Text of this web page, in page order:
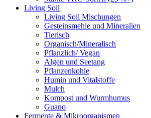
Living Soil
Living Soil Mischungen
Gesteinsmehle und Mineralien
Tierisch
Organisch/Mineralisch
Pflanzlich/ Vegan
Algen und Seetang
Pflanzenkohle
Humin und Vitalstoffe
Mulch
Kompost und Wurmhumus
Guano
Fermente & Mikroorganismen